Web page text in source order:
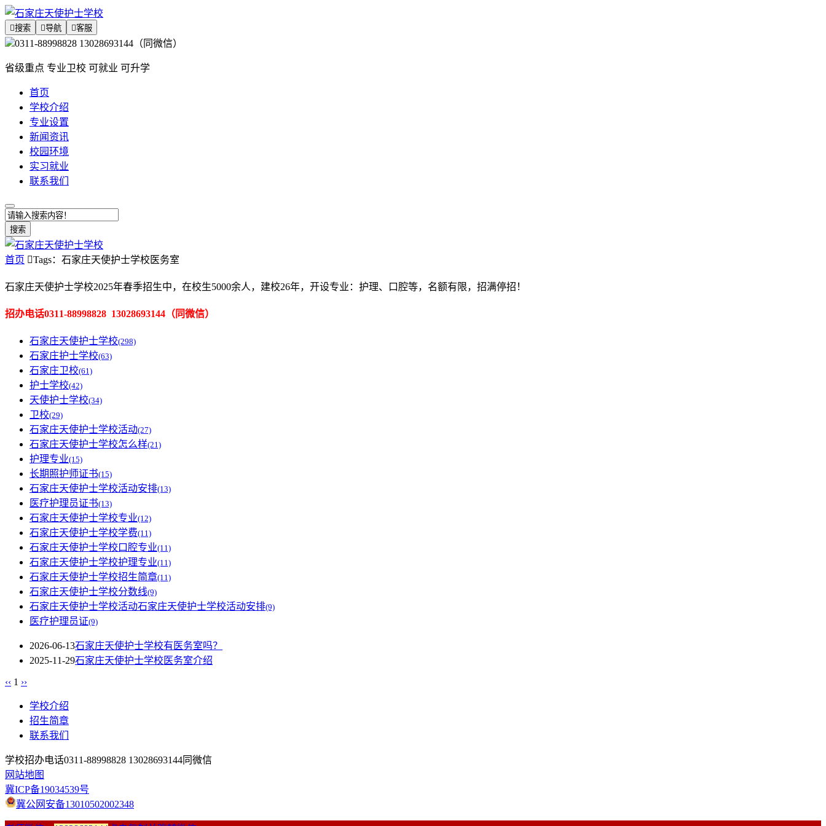
搜索 导航 客服
0311-88998828 13028693144（同微信）
省级重点 专业卫校 可就业 可升学
首页
学校介绍
专业设置
新闻资讯
校园环境
实习就业
联系我们
搜索
首页 Tags：石家庄天使护士学校医务室
石家庄天使护士学校2025年春季招生中，在校生5000余人，建校26年，开设专业：护理、口腔等，名额有限，招满停招！
招办电话0311-88998828 13028693144（ 同微信）
石家庄天使护士学校(298)
石家庄护士学校(63)
石家庄卫校(61)
护士学校(42)
天使护士学校(34)
卫校(29)
石家庄天使护士学校活动(27)
石家庄天使护士学校怎么样(21)
护理专业(15)
长期照护师证书(15)
石家庄天使护士学校活动安排(13)
医疗护理员证书(13)
石家庄天使护士学校专业(12)
石家庄天使护士学校学费(11)
石家庄天使护士学校口腔专业(11)
石家庄天使护士学校护理专业(11)
石家庄天使护士学校招生简章(11)
石家庄天使护士学校分数线(9)
石家庄天使护士学校活动石家庄天使护士学校活动安排(9)
医疗护理员证(9)
2026-06-13石家庄天使护士学校有医务室吗？
2025-11-29石家庄天使护士学校医务室介绍
‹‹ 1 ››
学校介绍
招生简章
联系我们
学校招办电话0311-88998828 13028693144同微信
网站地图
冀ICP备19034539号
冀公网安备13010502002348